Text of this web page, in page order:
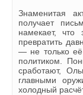
Знаменитая
получает
намекает, что
превратить
— не только
политиком.
сработают,
главными
холодный